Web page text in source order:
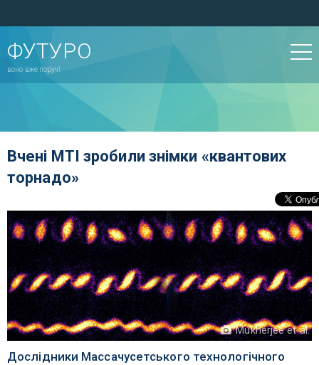
ФУТУРО
воно вже поруч!
Вчені МТІ зробили знімки «квантових
торнадо»
Mukherjee et al.
Дослідники Массачусетського технологічного